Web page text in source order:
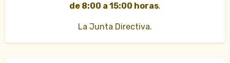
de 8:00 a 15:00 horas.
La Junta Directiva.